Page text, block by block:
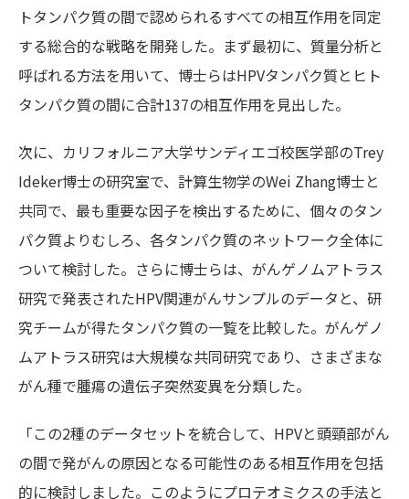
トタンパク質の間で認められるすべての相互作用を同定
する総合的な戦略を開発した。まず最初に、質量分析と
呼ばれる方法を用いて、博士らはHPVタンパク質とヒト
タンパク質の間に合計137の相互作用を見出した。
次に、カリフォルニア大学サンディエゴ校医学部のTrey
Ideker博士の研究室で、計算生物学のWei Zhang博士と
共同で、最も重要な因子を検出するために、個々のタン
パク質よりむしろ、各タンパク質のネットワーク全体に
ついて検討した。さらに博士らは、がんゲノムアトラス
研究で発表されたHPV関連がんサンプルのデータと、研
究チームが得たタンパク質の一覧を比較した。がんゲノ
ムアトラス研究は大規模な共同研究であり、さまざまな
がん種で腫瘍の遺伝子突然変異を分類した。
「この2種のデータセットを統合して、HPVと頭頸部がん
の間で発がんの原因となる可能性のある相互作用を包括
的に検討しました。このようにプロテオミクスの手法と